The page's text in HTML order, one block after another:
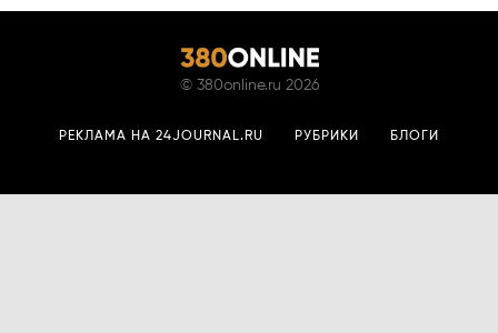
© 380online.ru 2026
РЕКЛАМА НА 24JOURNAL.RU РУБРИКИ БЛОГИ